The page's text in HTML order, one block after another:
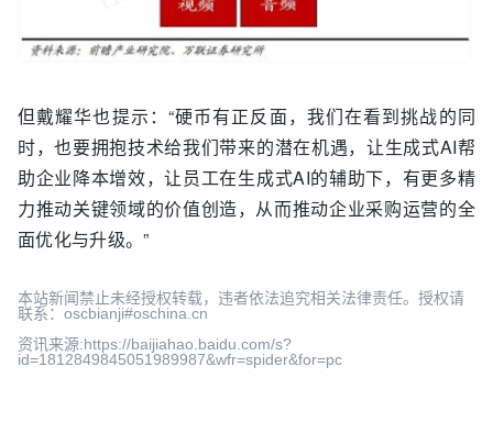
但戴耀华也提示：“硬币有正反面，我们在看到挑战的同
时，也要拥抱技术给我们带来的潜在机遇，让生成式AI帮
助企业降本增效，让员工在生成式AI的辅助下，有更多精
力推动关键领域的价值创造，从而推动企业采购运营的全
面优化与升级。”
本站新闻禁止未经授权转载，违者依法追究相关法律责任。授权请
联系：oscbianji#oschina.cn
资讯来源:https://baijiahao.baidu.com/s?
id=1812849845051989987&wfr=spider&for=pc